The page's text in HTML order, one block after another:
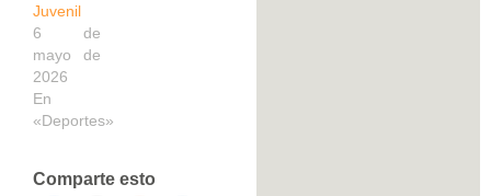
Juvenil
6 de
mayo de
2026
En
«Deportes»
Comparte esto